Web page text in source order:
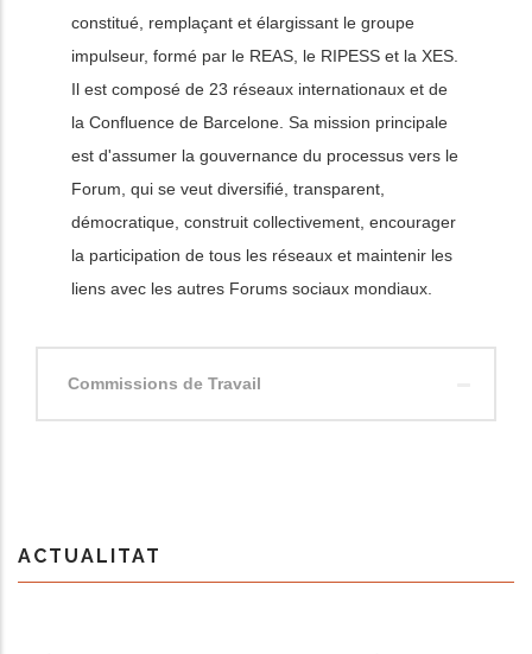
constitué, remplaçant et élargissant le groupe
impulseur, formé par le REAS, le RIPESS et la XES.
Il est composé de 23 réseaux internationaux et de
la Confluence de Barcelone. Sa mission principale
est d'assumer la gouvernance du processus vers le
Forum, qui se veut diversifié, transparent,
démocratique, construit collectivement, encourager
la participation de tous les réseaux et maintenir les
liens avec les autres Forums sociaux mondiaux.
Commissions de Travail
ACTUALITAT